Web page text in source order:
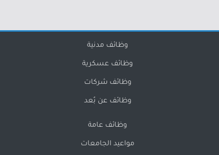
وظائف مدنية
وظائف عسكرية
وظائف شركات
وظائف عن بُعد
وظائف عامة
مواعيد الجامعات